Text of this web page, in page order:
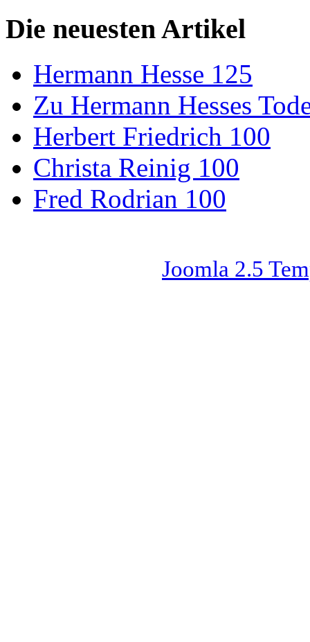
Die neuesten Artikel
Hermann Hesse 125
Zu Hermann Hesses
Herbert Friedrich 100
Christa Reinig 100
Fred Rodrian 100
Joomla 2.5